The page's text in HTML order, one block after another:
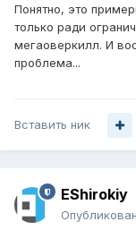
Понятно, это
только ради
мегаоверкилл. И
проблема...
Вставить ник
EShirokiy